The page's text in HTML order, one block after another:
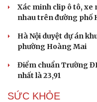
Xác minh clip ô tô, xe
nhau trên đường phố
Hà Nội duyệt dự án
phường Hoàng Mai
Điểm chuẩn Trường
nhất là 23,91
SỨC KHỎE